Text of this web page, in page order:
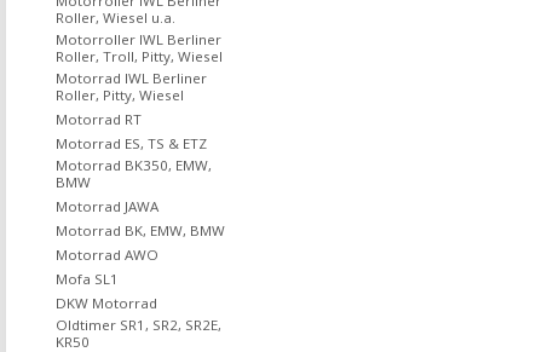
Roller, Wiesel u.a.
Motorroller IWL Berliner
Roller, Troll, Pitty, Wiesel
Motorrad IWL Berliner
Roller, Pitty, Wiesel
Motorrad RT
Motorrad ES, TS & ETZ
Motorrad BK350, EMW,
BMW
Motorrad JAWA
Motorrad BK, EMW, BMW
Motorrad AWO
Mofa SL1
DKW Motorrad
Oldtimer SR1, SR2, SR2E,
KR50